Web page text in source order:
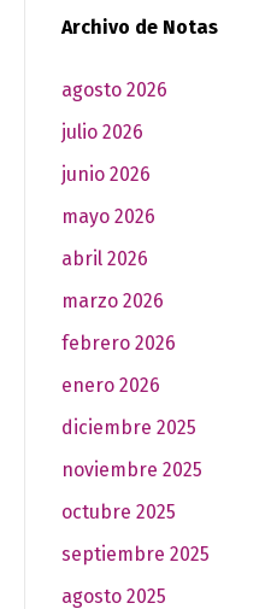
Archivo de Notas
agosto 2026
julio 2026
junio 2026
mayo 2026
abril 2026
marzo 2026
febrero 2026
enero 2026
diciembre 2025
noviembre 2025
octubre 2025
septiembre 2025
agosto 2025